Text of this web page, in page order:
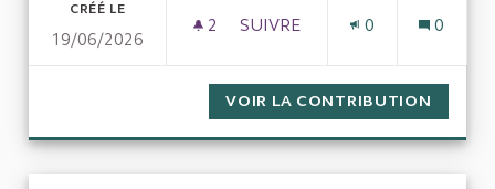
CRÉÉ LE
19/06/2026
2 2 ABONNÉS
SUIVRE
0 0
VOIR LA CONTRIBUTION